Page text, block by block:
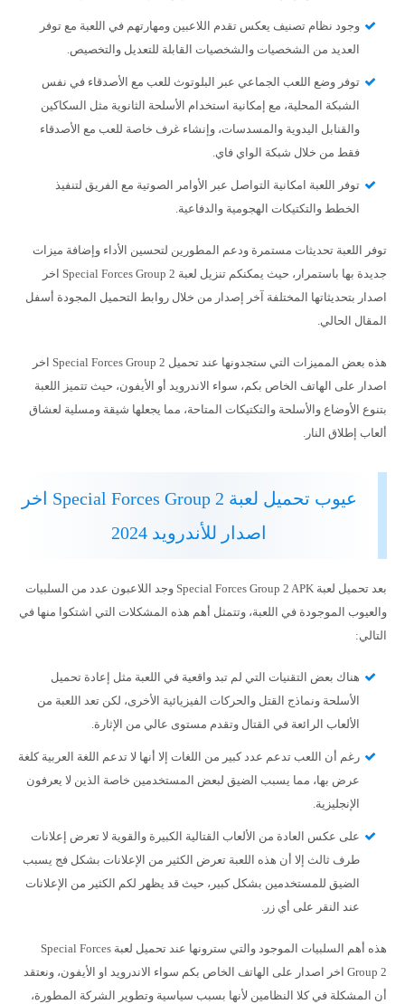
وجود نظام تصنيف يعكس تقدم اللاعبين ومهارتهم في اللعبة مع توفر
العديد من الشخصيات والشخصيات القابلة للتعديل والتخصيص.
توفر وضع اللعب الجماعي عبر البلوتوث للعب مع الأصدقاء في نفس
الشبكة المحلية، مع إمكانية استخدام الأسلحة الثانوية مثل السكاكين
والقنابل اليدوية والمسدسات، وإنشاء غرف خاصة للعب مع الأصدقاء
فقط من خلال شبكة الواي فاي.
توفر اللعبة امكانية التواصل عبر الأوامر الصوتية مع الفريق لتنفيذ
الخطط والتكتيكات الهجومية والدفاعية.
توفر اللعبة تحديثات مستمرة ودعم المطورين لتحسين الأداء وإضافة ميزات
جديدة بها باستمرار، حيث يمكنكم تنزيل لعبة Special Forces Group 2 اخر
اصدار بتحديثاتها المختلفة آخر إصدار من خلال روابط التحميل المجودة أسفل
المقال الحالي.
هذه بعض المميزات التي ستجدونها عند تحميل Special Forces Group 2 اخر
اصدار على الهاتف الخاص بكم، سواء الاندرويد أو الأيفون، حيث تتميز اللعبة
بتنوع الأوضاع والأسلحة والتكتيكات المتاحة، مما يجعلها شيقة ومسلية لعشاق
ألعاب إطلاق النار.
عيوب تحميل لعبة Special Forces Group 2 اخر
اصدار للأندرويد 2024
بعد تحميل لعبة Special Forces Group 2 APK وجد اللاعبون عدد من السلبيات
والعيوب الموجودة في اللعبة، وتتمثل أهم هذه المشكلات التي اشتكوا منها في
التالي:
هناك بعض التقنيات التي لم تبد واقعية في اللعبة مثل إعادة تحميل
الأسلحة ونماذج القتل والحركات الفيزيائية الأخرى، لكن تعد اللعبة من
الألعاب الرائعة في القتال وتقدم مستوى عالي من الإثارة.
رغم أن اللعب تدعم عدد كبير من اللغات إلا أنها لا تدعم اللغة العربية كلغة
عرض بها، مما يسبب الضيق لبعض المستخدمين خاصة الذين لا يعرفون
الإنجليزية.
على عكس العادة من الألعاب القتالية الكبيرة والقوية لا تعرض إعلانات
طرف ثالث إلا أن هذه اللعبة تعرض الكثير من الإعلانات بشكل فج يسبب
الضيق للمستخدمين بشكل كبير، حيث قد يظهر لكم الكثير من الإعلانات
عند النقر على أي زر.
هذه أهم السلبيات الموجود والتي سترونها عند تحميل لعبة Special Forces
Group 2 اخر اصدار على الهاتف الخاص بكم سواء الاندرويد او الأيفون، ونعتقد
أن المشكلة في كلا النظامين لأنها بسبب سياسية وتطوير الشركة المطورة،